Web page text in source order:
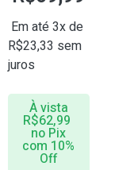
Em até 3x de
R$23,33 sem
juros
À vista
R$62,99
no Pix
com 10%
Off